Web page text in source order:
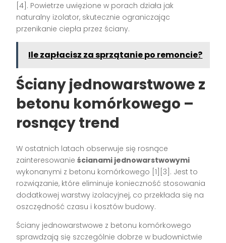
[4]. Powietrze uwięzione w porach działa jak
naturalny izolator, skutecznie ograniczając
przenikanie ciepła przez ściany.
Ile zapłacisz za sprzątanie po remoncie?
Ściany jednowarstwowe z
betonu komórkowego –
rosnący trend
W ostatnich latach obserwuje się rosnące
zainteresowanieścianami jednowarstwowymi
wykonanymi z betonu komórkowego [1][3]. Jest to
rozwiązanie, które eliminuje konieczność stosowania
dodatkowej warstwy izolacyjnej, co przekłada się na
oszczędność czasu i kosztów budowy.
Ściany jednowarstwowe z betonu komórkowego
sprawdzają się szczególnie dobrze w budownictwie